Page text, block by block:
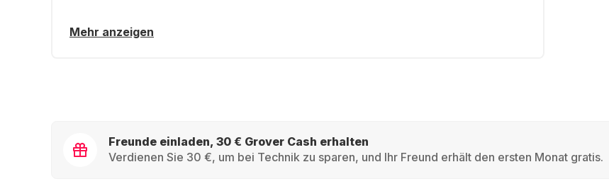
Mehr anzeigen
Freunde einladen, 30 € Grover Cash erhalten
Verdienen Sie 30 €, um bei Technik zu sparen, und Ihr Freund erhält den ersten Monat gratis.